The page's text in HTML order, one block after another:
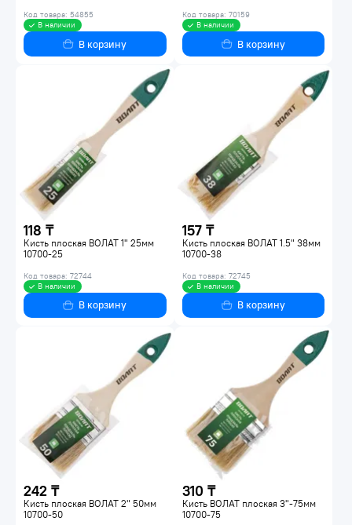
Код товара: 54855
В наличии
В корзину
Код товара: 70159
В наличии
В корзину
118 ₸
Кисть плоская ВОЛАТ 1" 25мм
10700-25
Код товара: 72744
В наличии
В корзину
157 ₸
Кисть плоская ВОЛАТ 1.5" 38мм
10700-38
Код товара: 72745
В наличии
В корзину
242 ₸
Кисть плоская ВОЛАТ 2" 50мм
10700-50
310 ₸
Кисть ВОЛАТ плоская 3"-75мм
10700-75